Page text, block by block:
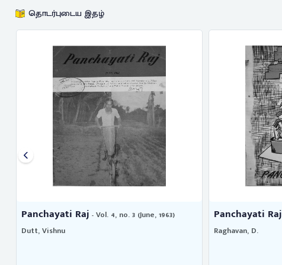
தொடர்புடைய இதழ்
Panchayati Raj - Vol. 1, no. 2 (May, 1960)
Raghavan, D.
Panchayati Raj
Dutt, Vishnu